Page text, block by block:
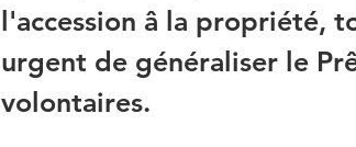
l'accession â la propriété,
urgent de généraliser le
volontaires.